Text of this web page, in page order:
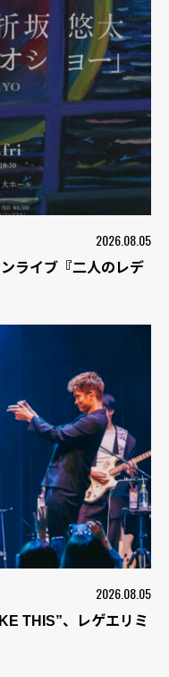
2026.08.05
ライブ『二人のレデ
2026.08.05
THIS”、レゲエリミ